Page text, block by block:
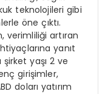
teknolojileri gibi
öne çıktı.
verimliliği artıran
yanıt
yaşı 2 ve
girişimler,
doları yatırım